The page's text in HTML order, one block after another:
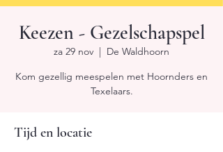
Keezen - Gezelschapspel
za 29 nov
  |
De Waldhoorn
Kom gezellig meespelen met Hoornders en
Texelaars.
Tijd en locatie